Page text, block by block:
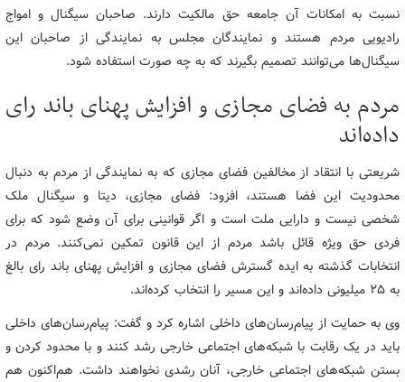
نسبت به امکانات آن جامعه حق مالکیت دارند. صاحبان سیگنال و امواج
رادیویی مردم هستند و نمایندگان مجلس به نمایندگی از صاحبان این
سیگنال‌ها می‌توانند تصمیم بگیرند که به چه صورت استفاده شود.
مردم به فضای مجازی و افزایش پهنای باند رای
داده‌اند
شریعتی با انتقاد از مخالفین فضای مجازی که به نمایندگی از مردم به دنبال
محدودیت این فضا هستند، افزود: فضای مجازی، دیتا و سیگنال ملک
شخصی نیست و دارایی ملت است و اگر قوانینی برای آن وضع شود که برای
فردی حق ویژه قائل باشد مردم از این قانون تمکین نمی‌کنند. مردم در
انتخابات گذشته به ایده گسترش فضای مجازی و افزایش پهنای باند رای بالغ
به ۲۵ میلیونی داده‌اند و این مسیر را انتخاب کرده‌اند.
وی به حمایت‌ از پیام‌رسان‌های داخلی اشاره کرد و گفت: پیام‌رسان‌های داخلی
باید در یک رقابت با شبکه‌های اجتماعی خارجی رشد کنند و با محدود کردن و
بستن شبکه‌های اجتماعی خارجی، آنان رشدی نخواهند داشت. هم‌اکنون هم